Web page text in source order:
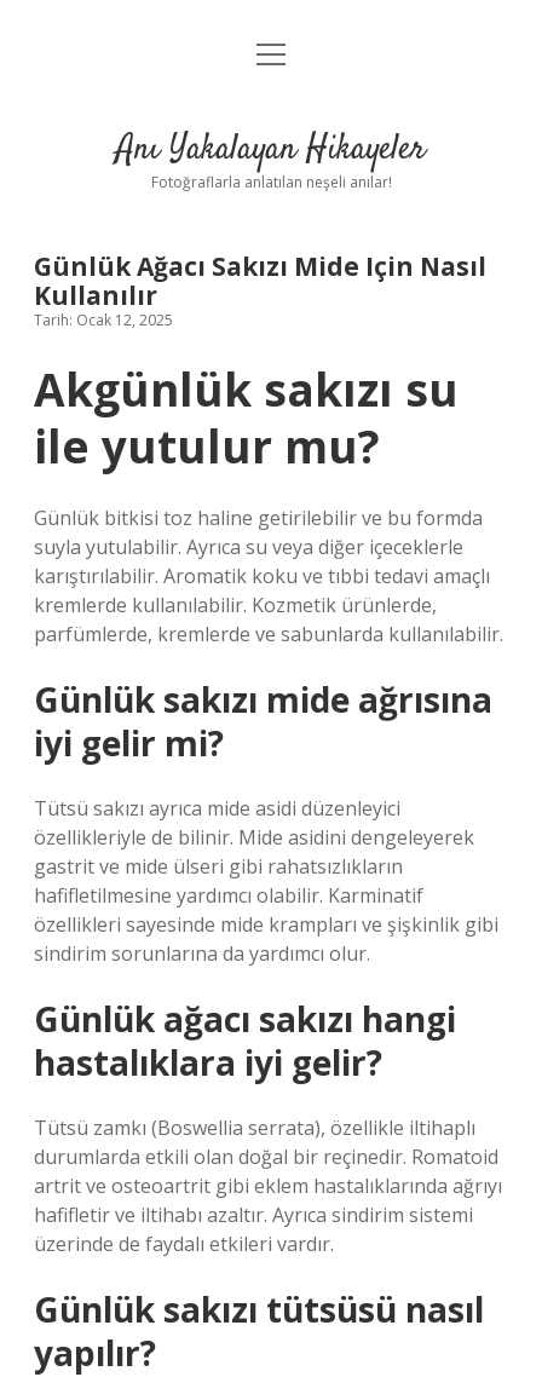
Anasayfa
Yasal Uyarı
menüyü
Anı Yakalayan Hikayeler
Fotoğraflarla anlatılan neşeli anılar!
Günlük Ağacı Sakızı Mide Için Nasıl
Kullanılır
Tarih: Ocak 12, 2025
Akgünlük sakızı su
ile yutulur mu?
Günlük bitkisi toz haline getirilebilir ve bu formda
suyla yutulabilir. Ayrıca su veya diğer içeceklerle
karıştırılabilir. Aromatik koku ve tıbbi tedavi amaçlı
kremlerde kullanılabilir. Kozmetik ürünlerde,
parfümlerde, kremlerde ve sabunlarda kullanılabilir.
Günlük sakızı mide ağrısına
iyi gelir mi?
Tütsü sakızı ayrıca mide asidi düzenleyici
özellikleriyle de bilinir. Mide asidini dengeleyerek
gastrit ve mide ülseri gibi rahatsızlıkların
hafifletilmesine yardımcı olabilir. Karminatif
özellikleri sayesinde mide krampları ve şişkinlik gibi
sindirim sorunlarına da yardımcı olur.
Günlük ağacı sakızı hangi
hastalıklara iyi gelir?
Tütsü zamkı (Boswellia serrata), özellikle iltihaplı
durumlarda etkili olan doğal bir reçinedir. Romatoid
artrit ve osteoartrit gibi eklem hastalıklarında ağrıyı
hafifletir ve iltihabı azaltır. Ayrıca sindirim sistemi
üzerinde de faydalı etkileri vardır.
Günlük sakızı tütsüsü nasıl
yapılır?